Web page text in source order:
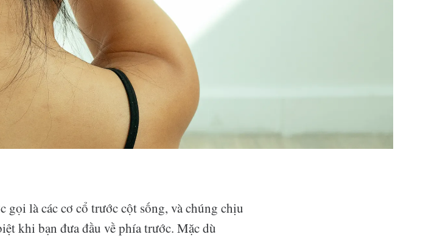
gọi là các cơ cổ trước cột sống, và chúng chịu
khi bạn đưa đầu về phía trước. Mặc dù